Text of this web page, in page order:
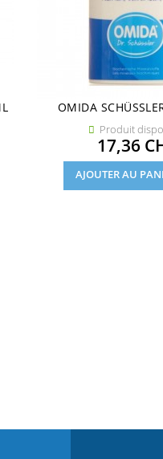
OMIDA
 Produit
17,36
AJOUTER AU